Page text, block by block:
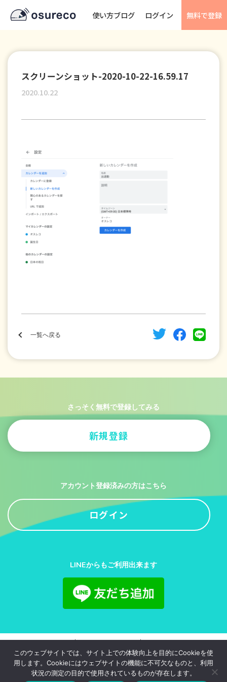
使い方ブログ ログイン 無料で登録
スクリーンショット-2020-10-22-16.59.17
2020.10.22
一覧へ戻る
さっそく無料で登録してみる
新規登録
アカウント登録済みの方はこちら
ログイン
LINEからもご利用出来ます
© 2020-2026juliajapan.Inc.All Rights Reserved.
このウェブサイトでは、サイト上での体験向上を目的にCookieを使
用します。Cookieにはウェブサイトの機能に不可欠なものと、利用
状況の測定の目的で使用されているものが存在します。